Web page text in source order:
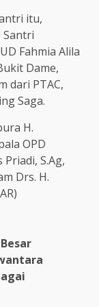
itu,
Santri
Fahmia Alila
Dame,
dari PTAC,
Saga.
H.
OPD
S.Ag,
Drs. H.